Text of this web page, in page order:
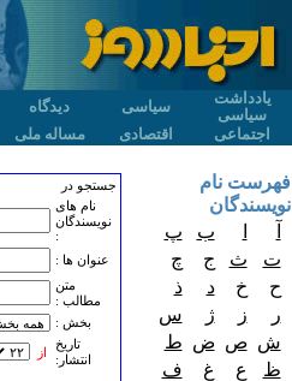
یادداشت
سیاسی
سیاسی دیدگاه
اجتماعی
اقتصادی مساله ملی
جستجو در
نام های
نویسندگان
:
عنوان ها :
متن
مطالب :
بخش :
تاريخ
انتشار:
از
فهرست نام
نویسندگان
ب
پ
ت
ث ج
چ
ح
خ د
ذ
ر
ز ژ
س
ش ص ض ط
ظ
ع غ
ف